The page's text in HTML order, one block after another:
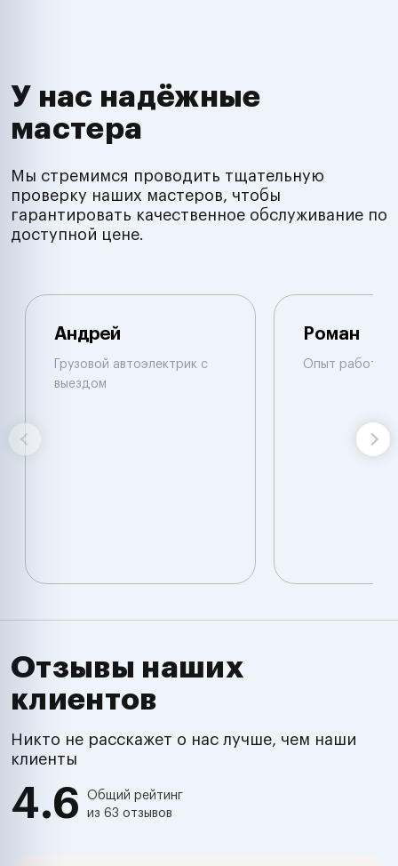
У нас надёжные
мастера
Мы стремимся проводить тщательную
проверку наших мастеров, чтобы
гарантировать качественное обслуживание по
доступной цене.
Андрей
Грузовой автоэлектрик с
выездом
Роман
Опыт работы
Отзывы наших
клиентов
Никто не расскажет о нас лучше, чем наши
клиенты
4.6
Общий рейтинг
из 63 отзывов